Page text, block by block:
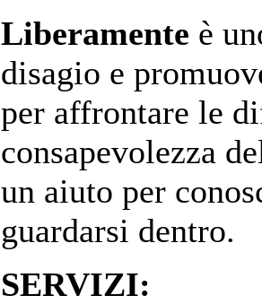
Liberamente è
disagio e
per affrontare le
consapevolezza
un aiuto per
guardarsi dentro.
SERVIZI: